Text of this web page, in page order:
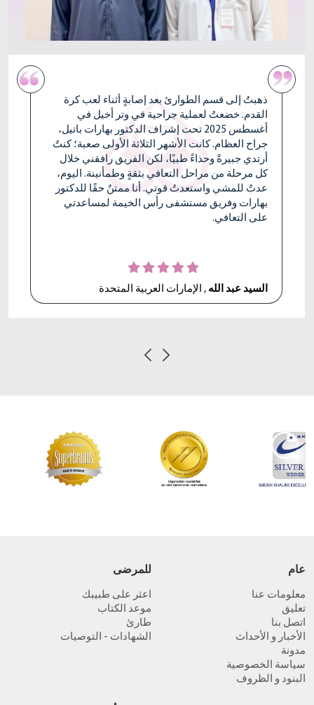
أنا ممتنٌ للغاية للدكتور فراس نوري على الرعاية
الاستثنائية واللطف والمهنية التي أظهرها لي خلال
رحلة خضوعي لجراحة استبدال مفصل الورك. منذ
الاستشارة الأولى، خصص لي وقتًا كافيًا لشرح كل
شيء بالتفصيل والإجابة على جميع أسئلتي بصبر
واهتمام صادق. بفضل مهارته ودعمه، كانت فترة
تعافيي سلسة، وقد بدأت أشعر بالفعل بقوة أكبر مما
توقعت. أتقدم بجزيل الشكر للدكتور فراس وفريقه
الرائع على تفانيهم وإنسانيتهم. أدعو الله أن يباركهم
السيدة باولا موسى بو نيكولاس, لبنان
عام
معلومات عنا
تعليق
اتصل بنا
الأخبار و الأحداث
مدونة
سياسة الخصوصية
البنود و الظروف
للمرضى
اعثر على طبيبك
موعد الكتاب
طارئ
الشهادات - التوصيات